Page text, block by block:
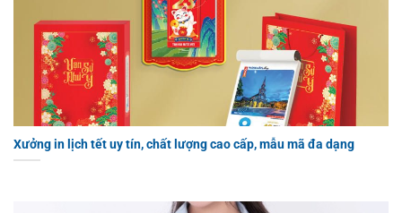
Xưởng in lịch tết uy tín, chất lượng cao cấp, mẫu mã đa dạng